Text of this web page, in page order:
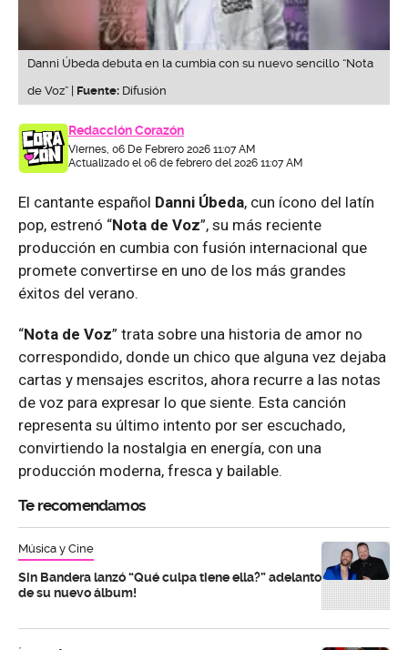
Danni Úbeda debuta en la cumbia con su nuevo sencillo “Nota
de Voz” | Fuente: Difusión
Redacción Corazón
Viernes, 06 De Febrero 2026 11:07 AM
Actualizado el 06 de febrero del 2026 11:07 AM
El cantante español Danni Úbeda, cun ícono del latín
pop, estrenó “Nota de Voz”, su más reciente
producción en cumbia con fusión internacional que
promete convertirse en uno de los más grandes
éxitos del verano.
“Nota de Voz” trata sobre una historia de amor no
correspondido, donde un chico que alguna vez dejaba
cartas y mensajes escritos, ahora recurre a las notas
de voz para expresar lo que siente. Esta canción
representa su último intento por ser escuchado,
convirtiendo la nostalgia en energía, con una
producción moderna, fresca y bailable.
Te recomendamos
Música y Cine
Sin Bandera lanzó “Qué culpa tiene ella?” adelanto
de su nuevo álbum!